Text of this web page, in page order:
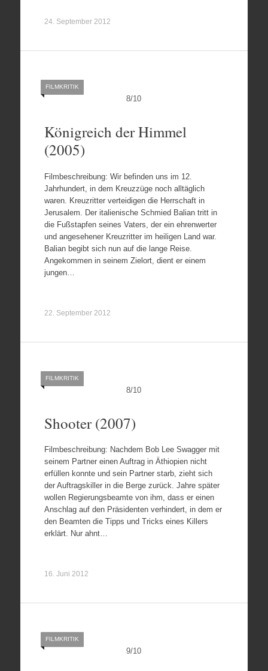
24. September 2012
8/10
FILMKRITIK
Königreich der Himmel
(2005)
Filmbeschreibung: Wir befinden uns im 12.
Jahrhundert, in dem Kreuzzüge noch alltäglich
waren. Kreuzritter verteidigen die Herrschaft in
Jerusalem. Der italienische Schmied Balian tritt in
die Fußstapfen seines Vaters, der ein ehrenwerter
und angesehener Kreuzritter im heiligen Land war.
Balian begibt sich nun auf die lange Reise.
Angekommen in seinem Zielort, dient er einem
jungen…
22. September 2012
8/10
FILMKRITIK
Shooter (2007)
Filmbeschreibung: Nachdem Bob Lee Swagger mit
seinem Partner einen Auftrag in Äthiopien nicht
erfüllen konnte und sein Partner starb, zieht sich
der Auftragskiller in die Berge zurück. Jahre später
wollen Regierungsbeamte von ihm, dass er einen
Anschlag auf den Präsidenten verhindert, in dem er
den Beamten die Tipps und Tricks eines Killers
erklärt. Nur ahnt…
16. Juni 2012
9/10
FILMKRITIK